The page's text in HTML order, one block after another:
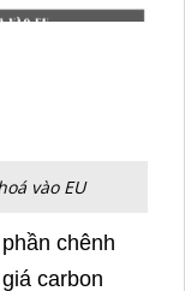
vào EU
chênh
carbon